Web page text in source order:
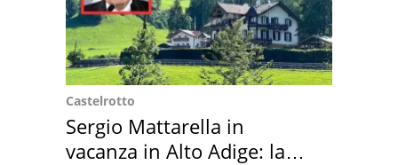
Castelrotto
Sergio Mattarella in
vacanza in Alto Adige: la